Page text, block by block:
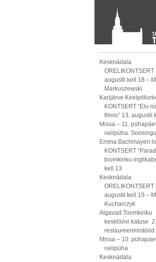
Toom-Kooli 6, 10130
tallinna.toom
+372 644 4140
Kesknädala
ORELIKONTSERT
augustil kell 18 –
Markuszewski
Karijärve
KONTSERT “Elu
filmis” 13. augustil
Missa – 11.
nelipüha.
Emma Bachmayeri
KONTSERT
toomkiriku
kell 13
Kesknädala
ORELIKONTSERT
augustil kell 19 –
Kucharczyk
Algavad Toomkiriku
kesklöövi katuse
restaureerimistööd
Missa – 10.
nelipüha
Kesknädala